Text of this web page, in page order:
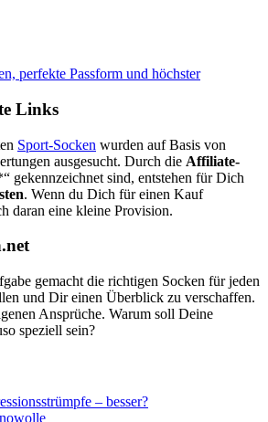
perfekte Passform und höchster
Links
Sport-Socken wurden auf Basis von
ausgesucht. Durch die Affiliate-
gekennzeichnet sind, entstehen für Dich
. Wenn du Dich für einen Kauf
daran eine kleine Provision.
gemacht die richtigen Socken für jeden
und Dir einen Überblick zu verschaffen.
Ansprüche. Warum soll Deine
speziell sein?
– besser?